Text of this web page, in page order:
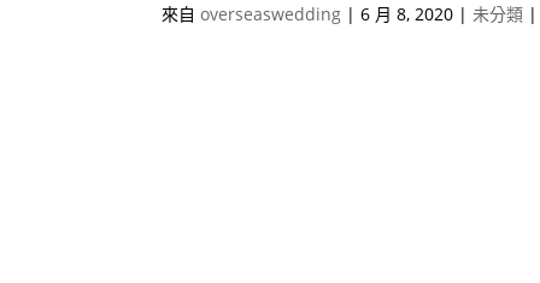
來自overseaswedding |6 月 8, 2020 | 未分類